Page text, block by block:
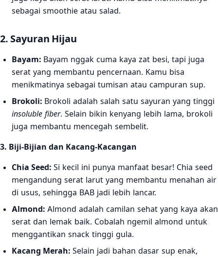
sebagai smoothie atau salad.
2. Sayuran Hijau
Bayam: Bayam nggak cuma kaya zat besi, tapi juga
serat yang membantu pencernaan. Kamu bisa
menikmatinya sebagai tumisan atau campuran sup.
Brokoli: Brokoli adalah salah satu sayuran yang tinggi
insoluble fiber. Selain bikin kenyang lebih lama, brokoli
juga membantu mencegah sembelit.
3. Biji-Bijian dan Kacang-Kacangan
Chia Seed: Si kecil ini punya manfaat besar! Chia seed
mengandung serat larut yang membantu menahan air
di usus, sehingga BAB jadi lebih lancar.
Almond: Almond adalah camilan sehat yang kaya akan
serat dan lemak baik. Cobalah ngemil almond untuk
menggantikan snack tinggi gula.
Kacang Merah: Selain jadi bahan dasar sup enak,